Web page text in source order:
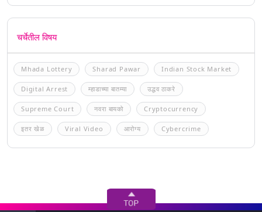
चर्चेतील विषय
Mhada Lottery Sharad Pawar Indian Stock Market
Digital Arrest म्हाडाच्या बातम्या उद्धव ठाकरे
Supreme Court नवरा बायको Cryptocurrency
इतर खेळ Viral Video आरोग्य Cybercrime